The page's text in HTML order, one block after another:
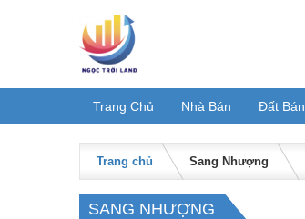
Trang Chủ Nhà Bán Đất Bán
Trang chủ Sang Nhượng
SANG NHƯỢNG